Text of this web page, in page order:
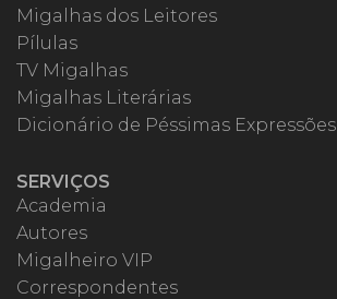
Migalhas dos Leitores
Pílulas
TV Migalhas
Migalhas Literárias
Dicionário de Péssimas Expressões
SERVIÇOS
Academia
Autores
Migalheiro VIP
Correspondentes